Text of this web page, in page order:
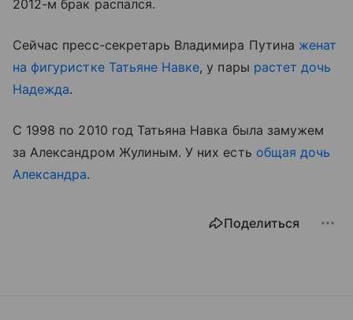
2012-м брак распался.
Сейчас пресс-секретарь Владимира Путина женат
на фигуристке Татьяне Навке, у пары растет дочь
Надежда.
С 1998 по 2010 год Татьяна Навка была замужем
за Александром Жулиным. У них есть общая дочь
Александра.
Поделиться